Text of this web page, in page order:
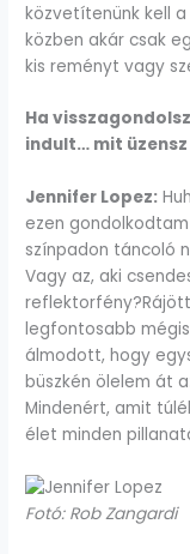
közvetítenünk kell
közben akár csak
kis reményt vagy
Ha
indult… mit üzensz
Jennifer Lopez:
ezen
színpadon táncoló
Vagy az, aki
legfontosabb
álmodott, hogy
büszkén ölelem át
Mindenért, amit
élet minden
Fotó: Rob Zangardi